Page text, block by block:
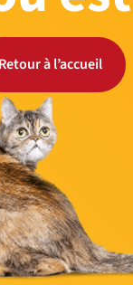
Retour à l’accueil